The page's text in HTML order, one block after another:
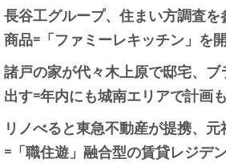
長谷工グループ、住まい方調査
商品=「ファミーレキッチン」を
諸戸の家が代々木上原で邸宅、
出す=年内にも城南エリアで計画も
リノべると東急不動産が提携、
=「職住遊」融合型の賃貸レジデ